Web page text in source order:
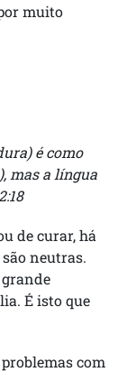
muito
é como
mas a língua
de curar, há
neutras.
É isto que
com